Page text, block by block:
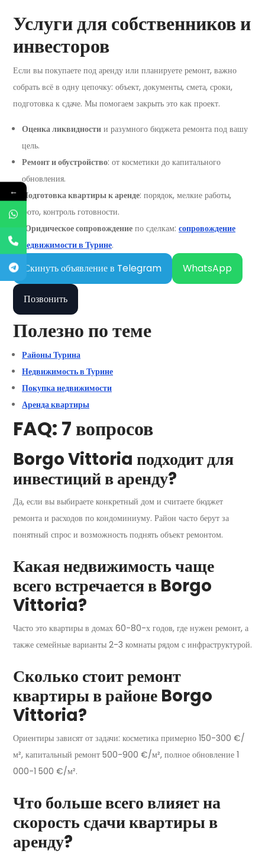
Услуги для собственников и
инвесторов
Если вы покупаете под аренду или планируете ремонт, важно
собрать всё в одну цепочку: объект, документы, смета, сроки,
подготовка к сдаче. Мы помогаем закрыть это как проект.
Оценка ликвидности и разумного бюджета ремонта под вашу
цель.
Ремонт и обустройство: от косметики до капитального
обновления.
Подготовка квартиры к аренде: порядок, мелкие работы,
фото, контроль готовности.
Юридическое сопровождение по сделкам: сопровождение
недвижимости в Турине.
Скинуть объявление в Telegram WhatsApp
Позвонить
Полезно по теме
Районы Турина
Недвижимость в Турине
Покупка недвижимости
Аренда квартиры
FAQ: 7 вопросов
Borgo Vittoria подходит для
инвестиций в аренду?
Да, если вы выбираете конкретный дом и считаете бюджет
ремонта и расходов по кондоминиуму. Район часто берут за
понятный спрос и возможность поднять объект ремонтом.
Какая недвижимость чаще
всего встречается в Borgo
Vittoria?
Часто это квартиры в домах 60-80-х годов, где нужен ремонт, а
также семейные варианты 2-3 комнаты рядом с инфраструктурой.
Сколько стоит ремонт
квартиры в районе Borgo
Vittoria?
Ориентиры зависят от задачи: косметика примерно 150-300 €/
м², капитальный ремонт 500-900 €/м², полное обновление 1
000-1 500 €/м².
Что больше всего влияет на
скорость сдачи квартиры в
аренду?
←